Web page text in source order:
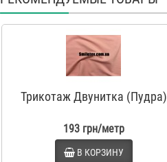
Трикотаж Двунитка (Пудра)
193 грн/метр
В КОРЗИНУ